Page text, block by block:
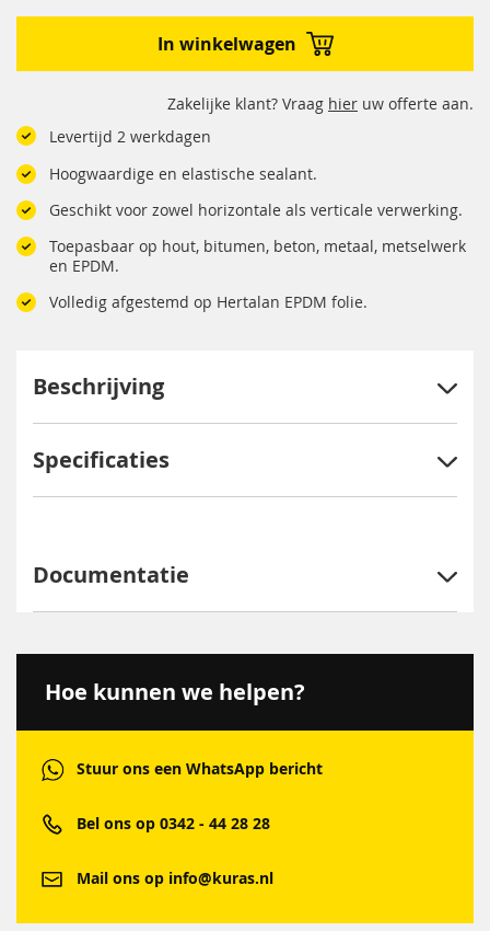
In winkelwagen
Zakelijke klant? Vraag hier uw offerte aan.
Levertijd 2 werkdagen
Hoogwaardige en elastische sealant.
Geschikt voor zowel horizontale als verticale verwerking.
Toepasbaar op hout, bitumen, beton, metaal, metselwerk
en EPDM.
Volledig afgestemd op Hertalan EPDM folie.
Beschrijving
Specificaties
Documentatie
Hoe kunnen we helpen?
Stuur ons een WhatsApp bericht
Bel ons op 0342 - 44 28 28
Mail ons op info@kuras.nl